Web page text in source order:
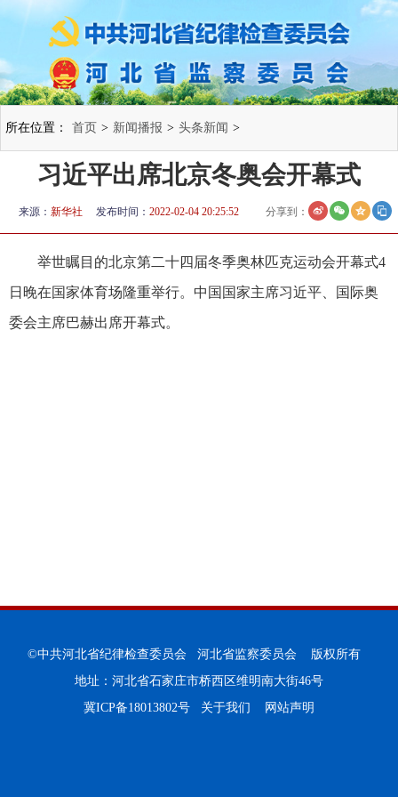
所在位置： 首页 > 新闻播报 > 头条新闻 >
习近平出席北京冬奥会开幕式
来源： 新华社 发布时间： 2022-02-04 20:25:52 分享到：
举世瞩目的北京第二十四届冬季奥林匹克运动会开幕式4
日晚在国家体育场隆重举行。中国国家主席习近平、国际奥
委会主席巴赫出席开幕式。
©中共河北省纪律检查委员会 河北省监察委员会 版权所有
地址：河北省石家庄市桥西区维明南大街46号
冀ICP备18013802号
关于我们 网站声明